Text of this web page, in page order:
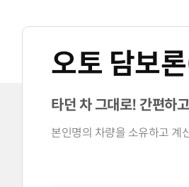
오토 담보
타던 차 그대로! 간편하
본인명의 차량을 소유하고 계